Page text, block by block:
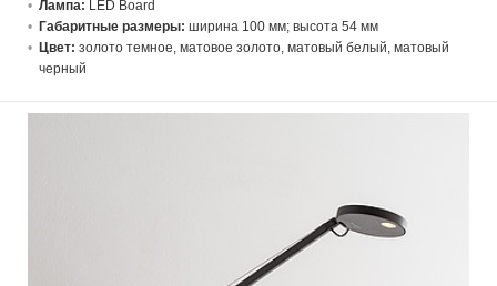
Лампа: LED Board
Габаритные размеры: ширина 100 мм; высота 54 мм
Цвет: золото темное, матовое золото, матовый белый, матовый
черный